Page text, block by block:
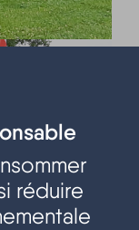
réduire